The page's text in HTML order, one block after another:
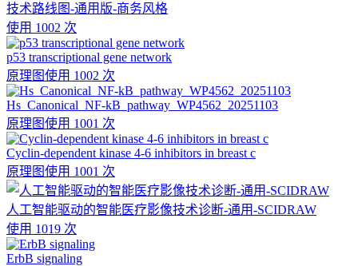
技术路线图-通用版-商务风格
使用 1002 次
p53 transcriptional gene network
原理图使用 1002 次
Hs_Canonical_NF-kB_pathway_WP4562_20251103
原理图使用 1001 次
Cyclin-dependent kinase 4-6 inhibitors in breast c
原理图使用 1001 次
人工智能驱动的智能医疗影像技术诊断-通用-SCIDRAW
使用 1019 次
ErbB signaling